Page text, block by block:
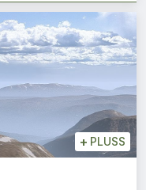
+ PLUSS